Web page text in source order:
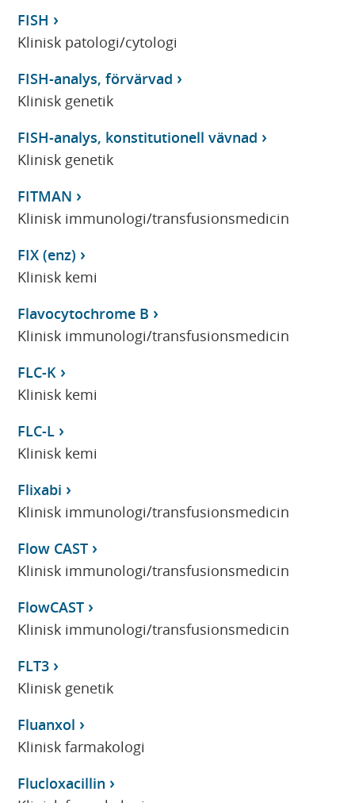
FISH
Klinisk patologi/cytologi
FISH-analys, förvärvad
Klinisk genetik
FISH-analys, konstitutionell vävnad
Klinisk genetik
FITMAN
Klinisk immunologi/transfusionsmedicin
FIX (enz)
Klinisk kemi
Flavocytochrome B
Klinisk immunologi/transfusionsmedicin
FLC-K
Klinisk kemi
FLC-L
Klinisk kemi
Flixabi
Klinisk immunologi/transfusionsmedicin
Flow CAST
Klinisk immunologi/transfusionsmedicin
FlowCAST
Klinisk immunologi/transfusionsmedicin
FLT3
Klinisk genetik
Fluanxol
Klinisk farmakologi
Flucloxacillin